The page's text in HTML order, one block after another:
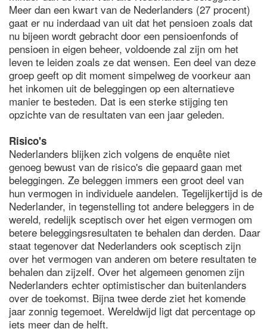
Meer dan een kwart van de Nederlanders (27 procent)
gaat er nu inderdaad van uit dat het pensioen zoals dat
nu bijeen wordt gebracht door een pensioenfonds of
pensioen in eigen beheer, voldoende zal zijn om het
leven te leiden zoals ze dat wensen. Een deel van deze
groep geeft op dit moment simpelweg de voorkeur aan
het inkomen uit de beleggingen op een alternatieve
manier te besteden. Dat is een sterke stijging ten
opzichte van de resultaten van een jaar geleden.
Risico's
Nederlanders blijken zich volgens de enquête niet
genoeg bewust van de risico's die gepaard gaan met
beleggingen. Ze beleggen immers een groot deel van
hun vermogen in individuele aandelen. Tegelijkertijd is de
Nederlander, in tegenstelling tot andere beleggers in de
wereld, redelijk sceptisch over het eigen vermogen om
betere beleggingsresultaten te behalen dan derden. Daar
staat tegenover dat Nederlanders ook sceptisch zijn
over het vermogen van anderen om betere resultaten te
behalen dan zijzelf. Over het algemeen genomen zijn
Nederlanders echter optimistischer dan buitenlanders
over de toekomst. Bijna twee derde ziet het komende
jaar zonnig tegemoet. Wereldwijd ligt dat percentage op
iets meer dan de helft.